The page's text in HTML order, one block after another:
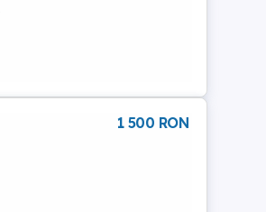
1 500 RON